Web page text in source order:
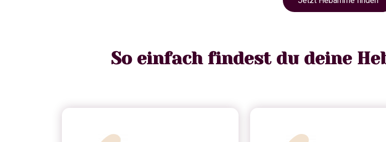
So einfach findest du deine